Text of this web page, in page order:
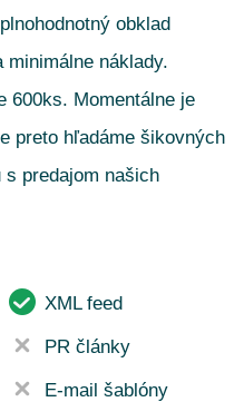
obklad
náklady.
600ks. Momentálne je
preto hľadáme šikovných
s predajom našich
XML feed
PR články
E-mail šablóny